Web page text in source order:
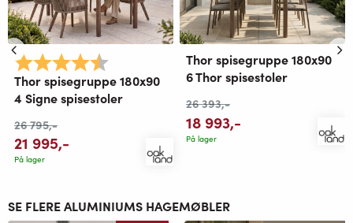
Karakter: 4.8 av 5 mulige
Thor spisegruppe 180x90
4 Signe spisestoler
26 795,-
21 995,-
På lager
Thor spisegruppe 180x90
6 Thor spisestoler
26 393,-
18 993,-
På lager
SE FLERE ALUMINIUMS HAGEMØBLER